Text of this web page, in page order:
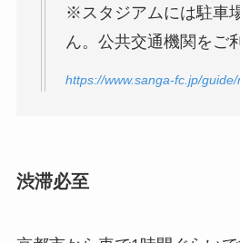
※スタジアムには駐車
ん。公共交通機関をご
https://www.sanga-fc.jp/
渋滞必至